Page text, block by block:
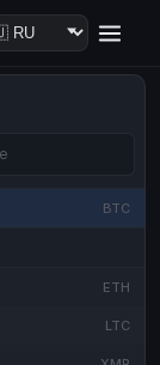
BTC
ETH
LTC